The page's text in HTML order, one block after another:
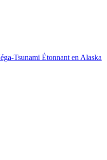
Tsunami Étonnant en Alaska